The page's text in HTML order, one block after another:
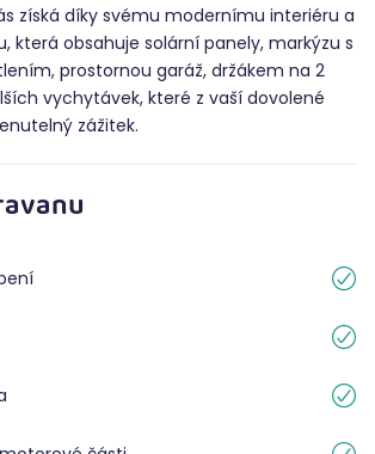
získá díky svému modernímu interiéru a
která obsahuje solární panely, markýzu s
prostornou garáž, držákem na 2
vychytávek, které z vaší dovolené
zážitek.